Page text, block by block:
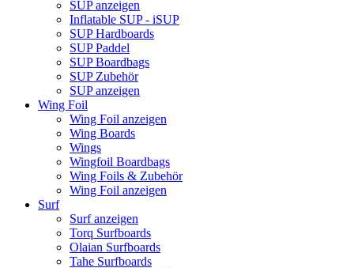
SUP anzeigen
Inflatable SUP - iSUP
SUP Hardboards
SUP Paddel
SUP Boardbags
SUP Zubehör
SUP anzeigen
Wing Foil
Wing Foil anzeigen
Wing Boards
Wings
Wingfoil Boardbags
Wing Foils & Zubehör
Wing Foil anzeigen
Surf
Surf anzeigen
Torq Surfboards
Olaian Surfboards
Tahe Surfboards